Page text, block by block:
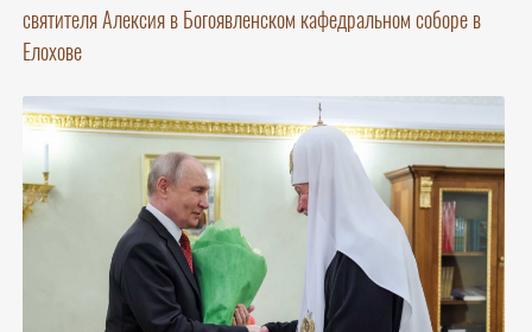
святителя Алексия в Богоявленском кафедральном соборе в
Елохове